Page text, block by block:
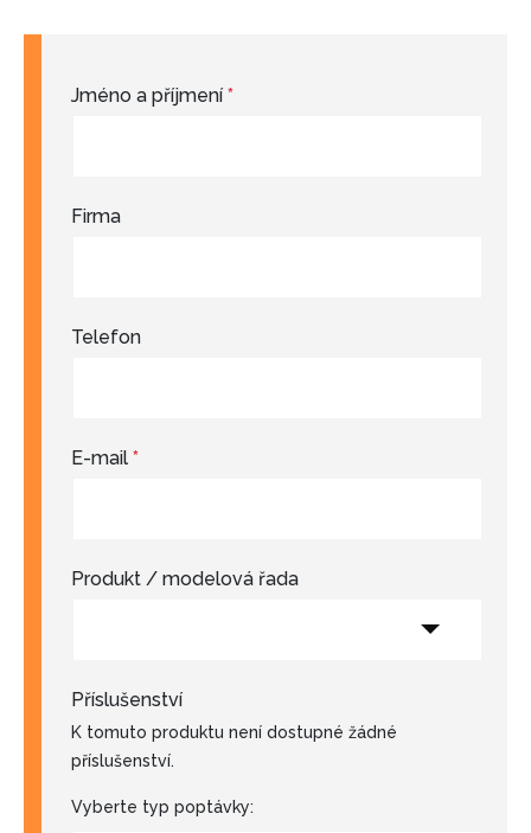
Jméno a příjmení *
Firma
Telefon
E-mail *
Produkt / modelová řada
Příslušenství
K tomuto produktu není dostupné žádné
příslušenství.
Vyberte typ poptávky: